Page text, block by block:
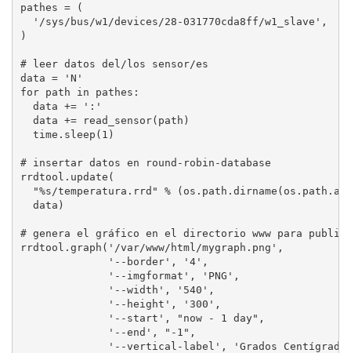
pathes = (
  '/sys/bus/w1/devices/28-031770cda8ff/w1_slave',
)
# leer datos del/los sensor/es
data = 'N'
for path in pathes:
  data += ':'
  data += read_sensor(path)
  time.sleep(1)
# insertar datos en round-robin-database
rrdtool.update(
"%s/temperatura.rrd" %
  data)
# genera el gráfico en el directorio www para
rrdtool.graph('/var/www/html/mygraph.png',
              '--border', '4',
              '--imgformat', 'PNG',
              '--width', '540',
              '--height', '300',
              '--start', "now - 1 day",
              '--end', "-1",
'--vertical-label', 'Grados